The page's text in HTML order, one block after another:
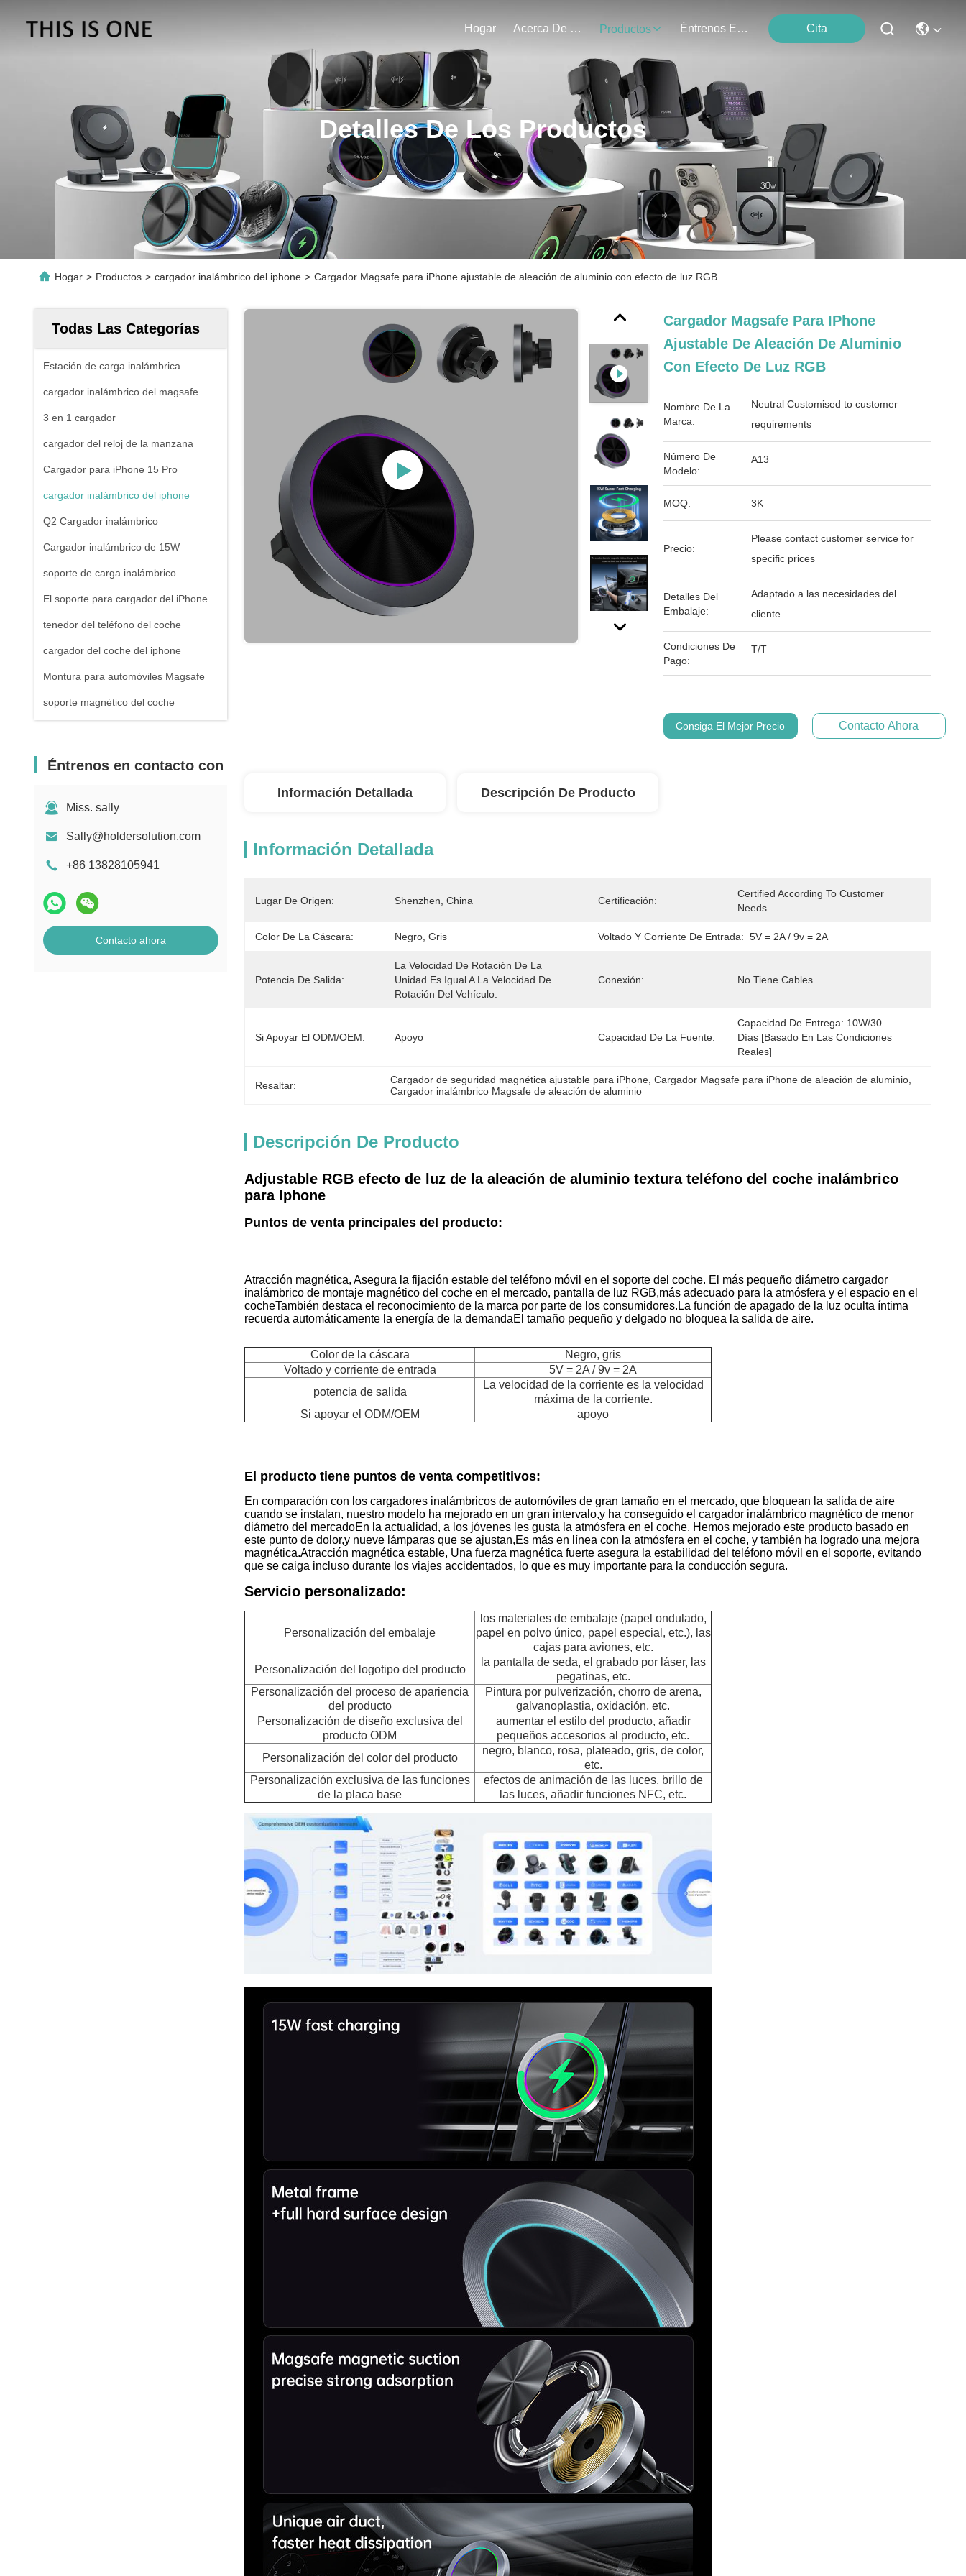
Hogar Acerca De Nosotros Productos Éntrenos En Contacto Con Cita
Detalles De Los Productos
Hogar > Productos > cargador inalámbrico del iphone > Cargador Magsafe para iPhone ajustable de aleación de aluminio con efecto de luz RGB
Todas Las Categorías
Estación de carga inalámbrica
cargador inalámbrico del magsafe
3 en 1 cargador
cargador del reloj de la manzana
Cargador para iPhone 15 Pro
cargador inalámbrico del iphone
Q2 Cargador inalámbrico
Cargador inalámbrico de 15W
soporte de carga inalámbrico
El soporte para cargador del iPhone
tenedor del teléfono del coche
cargador del coche del iphone
Montura para automóviles Magsafe
soporte magnético del coche
Éntrenos en contacto con
Miss. sally
Sally@holdersolution.com
+86 13828105941
Contacto ahora
Cargador Magsafe Para IPhone
Ajustable De Aleación De Aluminio
Con Efecto De Luz RGB
Nombre De La
Marca:
Neutral Customised to customer
requirements
Número De
Modelo:
A13
MOQ: 3K
Precio:
Please contact customer service for
specific prices
Detalles Del
Embalaje:
Adaptado a las necesidades del
cliente
Condiciones De
Pago:
T/T
Consiga El Mejor Precio Contacto Ahora
Información Detallada Descripción De Producto
Información Detallada
Lugar De Origen: Shenzhen, China Certificación:
Certified According To Customer
Needs
Color De La Cáscara: Negro, Gris Voltado Y Corriente De Entrada: 5V = 2A / 9v = 2A
Potencia De Salida:
La Velocidad De Rotación De La
Unidad Es Igual A La Velocidad De
Rotación Del Vehículo.
Conexión: No Tiene Cables
Si Apoyar El ODM/OEM: Apoyo Capacidad De La Fuente:
Capacidad De Entrega: 10W/30
Días [basado En Las Condiciones
Reales]
Resaltar: Cargador de seguridad magnética ajustable para iPhone , Cargador Magsafe para iPhone de aleación de aluminio
Cargador inalámbrico Magsafe de aleación de aluminio
Descripción De Producto
Adjustable RGB efecto de luz de la aleación de aluminio textura teléfono del coche inalámbrico
para Iphone
Puntos de venta principales del producto:
Atracción magnética, Asegura la fijación estable del teléfono móvil en el soporte del coche. El más pequeño diámetro cargador
inalámbrico de montaje magnético del coche en el mercado, pantalla de luz RGB,más adecuado para la atmósfera y el espacio en el
cocheTambién destaca el reconocimiento de la marca por parte de los consumidores.La función de apagado de la luz oculta íntima
recuerda automáticamente la energía de la demandaEl tamaño pequeño y delgado no bloquea la salida de aire.
Color de la cáscara
Negro, gris
Voltado y corriente de entrada
5V = 2A / 9v = 2A
potencia de salida
La velocidad de la corriente es la velocidad
máxima de la corriente.
Si apoyar el ODM/OEM
apoyo
El producto tiene puntos de venta competitivos:
En comparación con los cargadores inalámbricos de automóviles de gran tamaño en el mercado, que bloquean la salida de aire
cuando se instalan, nuestro modelo ha mejorado en un gran intervalo,y ha conseguido el cargador inalámbrico magnético de menor
diámetro del mercadoEn la actualidad, a los jóvenes les gusta la atmósfera en el coche. Hemos mejorado este producto basado en
este punto de dolor,y nueve lámparas que se ajustan,Es más en línea con la atmósfera en el coche, y también ha logrado una mejora
magnética.Atracción magnética estable, Una fuerza magnética fuerte asegura la estabilidad del teléfono móvil en el soporte, evitando
que se caiga incluso durante los viajes accidentados, lo que es muy importante para la conducción segura.
Servicio personalizado:
Personalización del embalaje
los materiales de embalaje (papel ondulado,
papel en polvo único, papel especial, etc.), las
cajas para aviones, etc.
Personalización del logotipo del producto
la pantalla de seda, el grabado por láser, las
pegatinas, etc.
Personalización del proceso de apariencia
del producto
Pintura por pulverización, chorro de arena,
galvanoplastia, oxidación, etc.
Personalización de diseño exclusiva del
producto ODM
aumentar el estilo del producto, añadir
pequeños accesorios al producto, etc.
Personalización del color del producto
negro, blanco, rosa, plateado, gris, de color,
etc.
Personalización exclusiva de las funciones
de la placa base
efectos de animación de las luces, brillo de
las luces, añadir funciones NFC, etc.